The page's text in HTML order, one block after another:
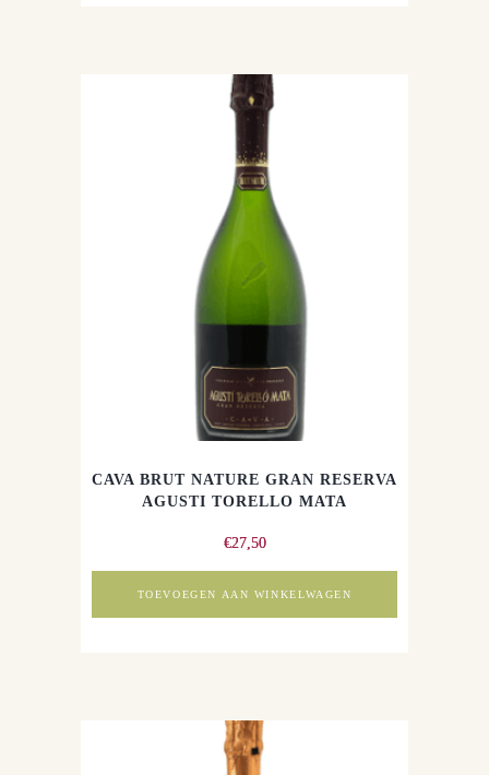
CAVA BRUT NATURE GRAN RESERVA
AGUSTI TORELLO MATA
€27,50
TOEVOEGEN AAN WINKELWAGEN